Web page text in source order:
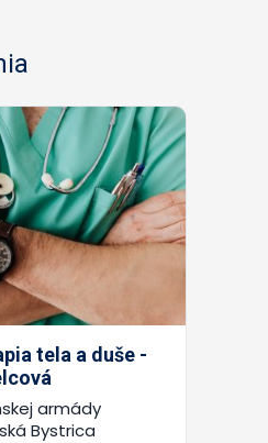
tela a duše -
armády
Bystrica